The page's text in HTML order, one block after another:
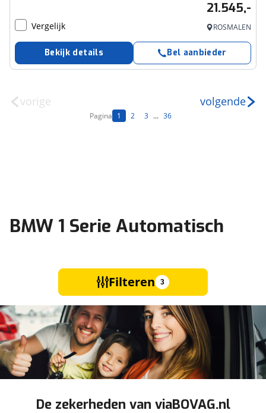
21.545,-
Vergelijk ROSMALEN
Bekijk details Bel aanbieder
vorige
Pagina 1 2 3 ... 36
volgende
BMW 1 Serie Automatisch
Filteren 3
De zekerheden van viaBOVAG.nl